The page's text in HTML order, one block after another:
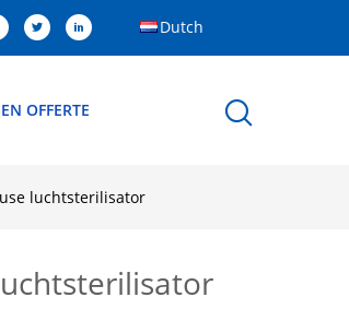
Dutch
OFFERTE
luchtsterilisator